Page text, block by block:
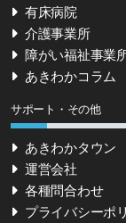
有床病院
介護事業所
障がい福祉事業
あきわかコラム
サポート・その他
あきわかタウン
運営会社
各種問合わせ
プライバシーポ